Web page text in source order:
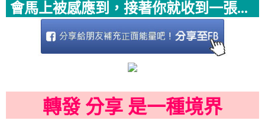
會馬上被感應到，接著你就收到一張...
轉發 分享 是一種境界